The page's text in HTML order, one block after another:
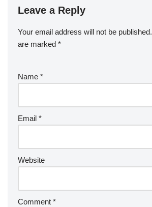
Leave a Reply
Your email address will not be published.
are marked *
Name *
Email *
Website
Comment *